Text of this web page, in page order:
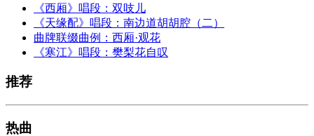
《西厢》唱段：双吱儿
《天缘配》唱段：南边道胡胡腔（二）
曲牌联缀曲例：西厢·观花
《寒江》唱段：樊梨花自叹
推荐
热曲